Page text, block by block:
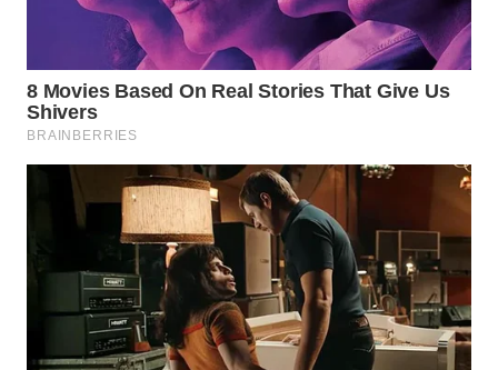
WN
KARAWANG
WN
BEKASI
BOGOR
DEPOK